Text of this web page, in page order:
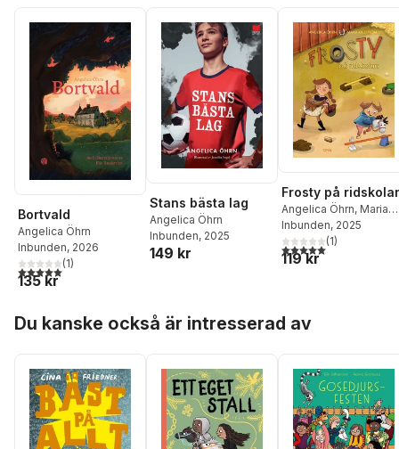
Bortvald
Angelica Öhrn
Inbunden, 2026
5,0utav 5 stjärnor. Totalt antal röster:
(1)
135 kr
Stans bästa lag
Angelica Öhrn
Inbunden, 2025
149 kr
Frosty på
Angelica Öhrn, Maria
Källström
Inbunden, 2025
5,0utav 5 stjärnor.
(1)
119 kr
Du kanske också är intresserad av